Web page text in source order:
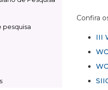
pesquisa
Confira
III